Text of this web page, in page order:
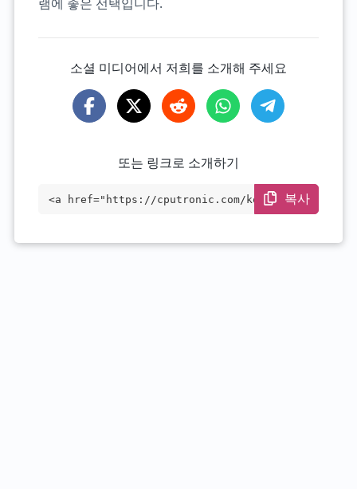
소셜 미디어에서 저희를 소개해 주세요
또는 링크로 소개하기
<a href="https://cputronic.com/ko/cpu/in
복사